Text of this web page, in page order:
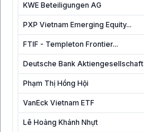
KWE Beteiligungen AG
PXP Vietnam Emerging Equity...
FTIF - Templeton Frontier...
Deutsche Bank Aktiengesellschaft
Phạm Thị Hồng Hội
VanEck Vietnam ETF
Lê Hoàng Khánh Nhựt